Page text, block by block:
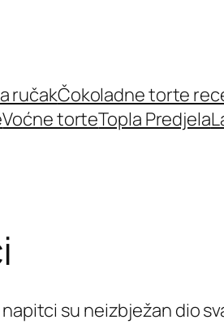
ručakČokoladne torte
Voćne torteTopla Predjela
su neizbježan dio